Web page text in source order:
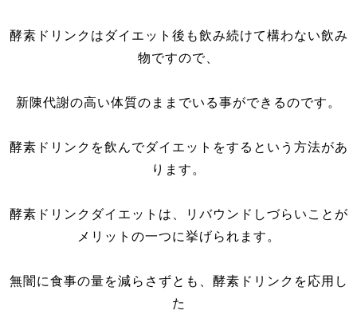
酵素ドリンクはダイエット後も飲み続けて構わない飲み
物ですので、
新陳代謝の高い体質のままでいる事ができるのです。
酵素ドリンクを飲んでダイエットをするという方法があ
ります。
酵素ドリンクダイエットは、リバウンドしづらいことが
メリットの一つに挙げられます。
無闇に食事の量を減らさずとも、酵素ドリンクを応用し
た